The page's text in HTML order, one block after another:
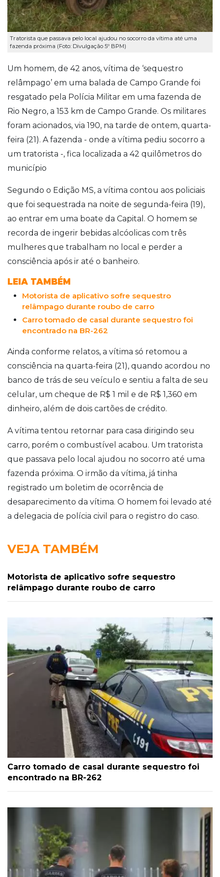
Tratorista que passava pelo local ajudou no socorro da vítima até uma
fazenda próxima (Foto: Divulgação 5º BPM)
Um homem, de 42 anos, vítima de ‘sequestro
relâmpago’ em uma balada de Campo Grande foi
resgatado pela Polícia Militar em uma fazenda de
Rio Negro, a 153 km de Campo Grande. Os militares
foram acionados, via 190, na tarde de ontem, quarta-
feira (21). A fazenda - onde a vítima pediu socorro a
um tratorista -, fica localizada a 42 quilômetros do
município
Segundo o Edição MS, a vítima contou aos policiais
que foi sequestrada na noite de segunda-feira (19),
ao entrar em uma boate da Capital. O homem se
recorda de ingerir bebidas alcóolicas com três
mulheres que trabalham no local e perder a
consciência após ir até o banheiro.
LEIA TAMBÉM
Motorista de aplicativo sofre sequestro
relâmpago durante roubo de carro
Carro tomado de casal durante sequestro foi
encontrado na BR-262
Ainda conforme relatos, a vítima só retomou a
consciência na quarta-feira (21), quando acordou no
banco de trás de seu veículo e sentiu a falta de seu
celular, um cheque de R$ 1 mil e de R$ 1,360 em
dinheiro, além de dois cartões de crédito.
A vítima tentou retornar para casa dirigindo seu
carro, porém o combustível acabou. Um tratorista
que passava pelo local ajudou no socorro até uma
fazenda próxima. O irmão da vítima, já tinha
registrado um boletim de ocorrência de
desaparecimento da vítima. O homem foi levado até
a delegacia de polícia civil para o registro do caso.
VEJA TAMBÉM
Motorista de aplicativo sofre sequestro
relâmpago durante roubo de carro
Carro tomado de casal durante sequestro foi
encontrado na BR-262